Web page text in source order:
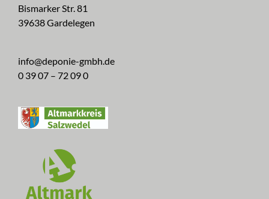
Bismarker Str. 81
39638 Gardelegen
info@deponie-gmbh.de
0 39 07 – 72 09 0